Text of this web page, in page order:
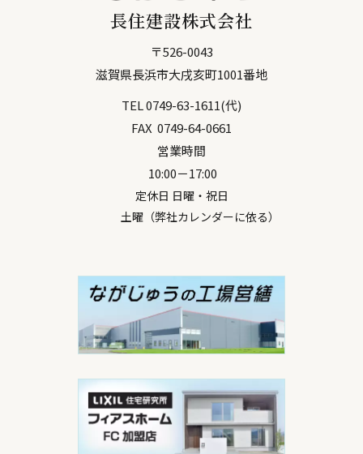
長住建設株式会社
〒526-0043
滋賀県長浜市大戌亥町1001番地
TEL0749-63-1611(代)
FAX 0749-64-0661
営業時間
10:00－17:00
定休日 日曜・祝日
土曜（弊社カレンダーに依る）